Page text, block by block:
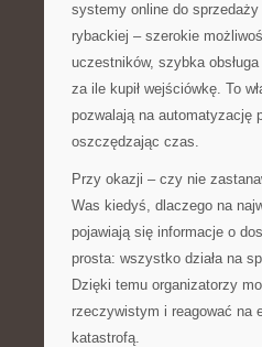
systemy online do
rybackiej – szerokie
uczestników, szybka
za ile kupił wejściówkę. To
pozwalają na automatyzację
oszczędzając czas.
Przy okazji – czy nie
Was kiedyś, dlaczego na
pojawiają się informacje o
prosta: wszystko działa na
Dzięki temu organizatorzy
rzeczywistym i reagować na
katastrofą.